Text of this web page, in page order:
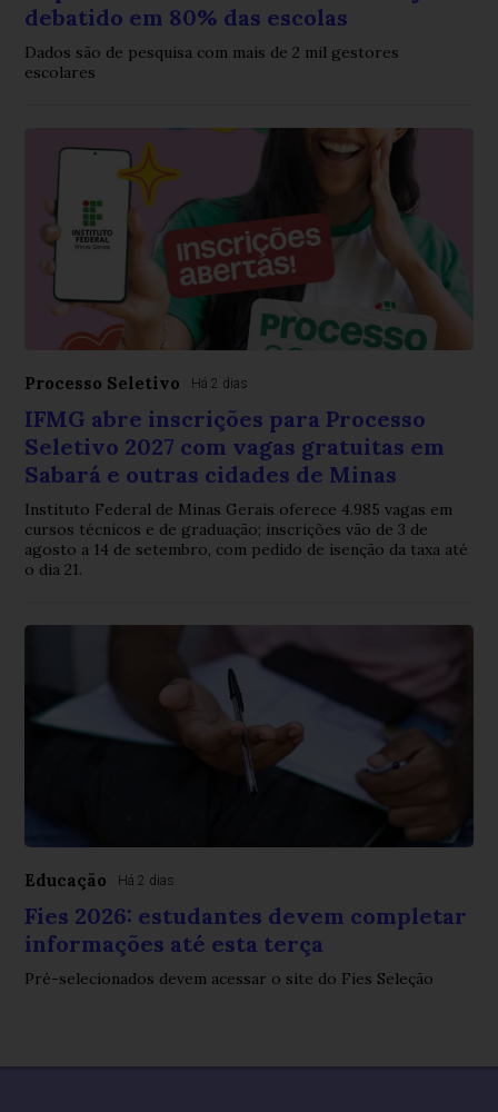
debatido em 80% das escolas
Dados são de pesquisa com mais de 2 mil gestores
escolares
Processo Seletivo Há 2 dias
IFMG abre inscrições para Processo
Seletivo 2027 com vagas gratuitas em
Sabará e outras cidades de Minas
Instituto Federal de Minas Gerais oferece 4.985 vagas em
cursos técnicos e de graduação; inscrições vão de 3 de
agosto a 14 de setembro, com pedido de isenção da taxa até
o dia 21.
Educação Há 2 dias
Fies 2026: estudantes devem completar
informações até esta terça
Pré-selecionados devem acessar o site do Fies Seleção